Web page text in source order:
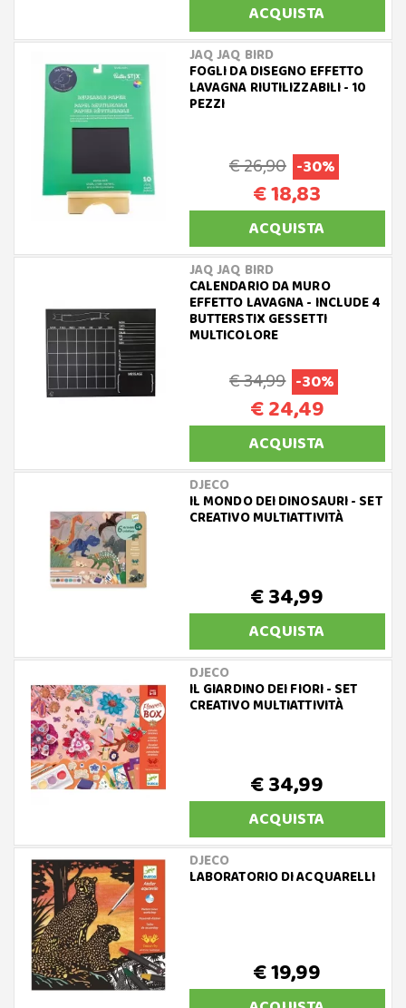
ACQUISTA
JAQ JAQ BIRD
FOGLI DA DISEGNO EFFETTO
LAVAGNA RIUTILIZZABILI - 10
PEZZI
€ 26,90 -30%
€ 18,83
ACQUISTA
JAQ JAQ BIRD
CALENDARIO DA MURO
EFFETTO LAVAGNA - INCLUDE 4
BUTTERSTIX GESSETTI
MULTICOLORE
€ 34,99 -30%
€ 24,49
ACQUISTA
DJECO
IL MONDO DEI DINOSAURI - SET
CREATIVO MULTIATTIVITÀ
€ 34,99
ACQUISTA
DJECO
IL GIARDINO DEI FIORI - SET
CREATIVO MULTIATTIVITÀ
€ 34,99
ACQUISTA
DJECO
LABORATORIO DI ACQUARELLI
€ 19,99